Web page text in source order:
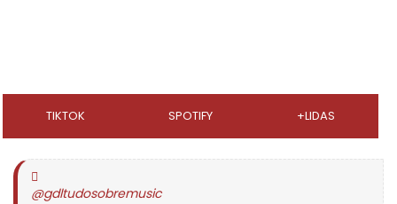
TIKTOK SPOTIFY +LIDAS
@gdltudosobremusic